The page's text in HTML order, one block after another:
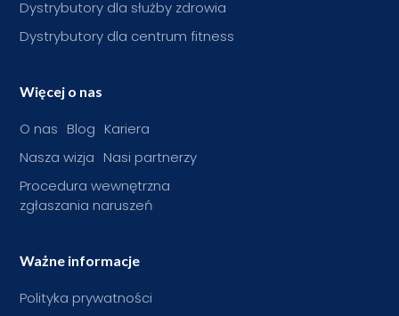
Dystrybutory dla służby zdrowia
Dystrybutory dla centrum fitness
Więcej o nas
O nas Blog Kariera
Nasza wizja Nasi partnerzy
Procedura wewnętrzna
zgłaszania naruszeń
Ważne informacje
Polityka prywatności